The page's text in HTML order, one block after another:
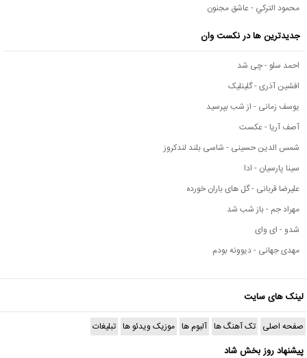
محمود التركي - عاشق مجنون
جدیدترین ها در نکست وان
احمد سلو - چی شد
افشین آذری - گلینلیک
یوسف زمانی - از شب بپرسید
آصف آریا - عکست
شمس الدین حسینی - شاسی بلند لندکروز
سینا پارسیان - ادا
علیرضا قربانی - گل های باران خورده
مهراد جم - باز شب شد
شدو - ای وای
مهدی جهانی - دیوونه بودم
لینک های سایت
صفحه اصلی تک آهنگ ها آلبوم ها موزیک ویدئو ها تبلیغات
پیشنهاد روز بخش شاد